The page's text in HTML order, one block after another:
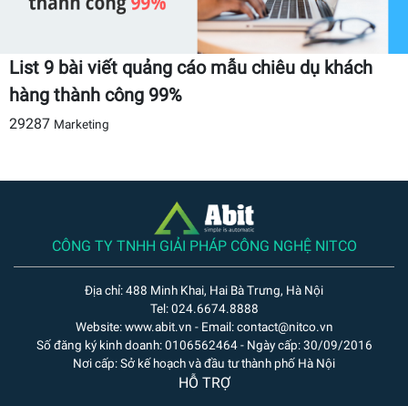
List 9 bài viết quảng cáo mẫu chiêu dụ khách
hàng thành công 99%
29287 Marketing
CÔNG TY TNHH GIẢI PHÁP CÔNG NGHỆ NITCO
Địa chỉ: 488 Minh Khai, Hai Bà Trưng, Hà Nội
Tel: 024.6674.8888
Website: www.abit.vn - Email: contact@nitco.vn
Số đăng ký kinh doanh: 0106562464 - Ngày cấp: 30/09/2016
Nơi cấp: Sở kế hoạch và đầu tư thành phố Hà Nội
HỖ TRỢ